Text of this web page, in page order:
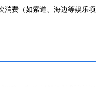
费（如索道、海边等娱乐